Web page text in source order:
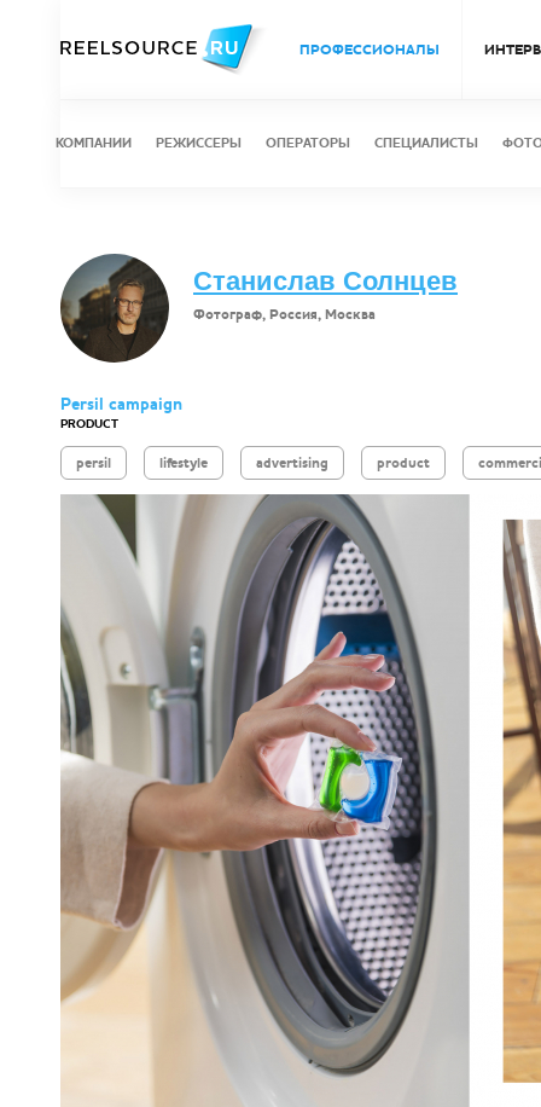
ПРОФЕССИОНАЛЫ
КОМПАНИИ РЕЖИССЕРЫ ОПЕРАТОРЫ СПЕЦИАЛИСТЫ
Станислав Солнцев
Фотограф, Россия, Москва
Persil campaign
PRODUCT
persil lifestyle advertising product